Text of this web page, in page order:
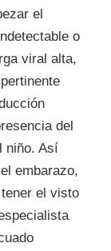
el
o
viral alta,
del
niño. Así
embarazo,
el visto